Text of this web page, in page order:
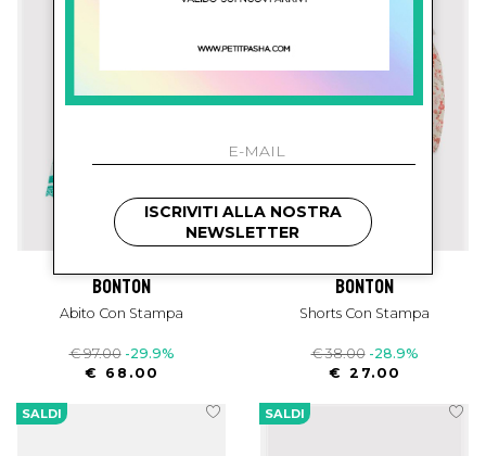
bonton
Abito Con Stampa
€ 97.00 -29.9%
€ 68.00
bonton
Shorts Con Stampa
€ 38.00 -28.9%
€ 27.00
SALDI SALDI
ISCRIVITI ALLA NOSTRA
NEWSLETTER